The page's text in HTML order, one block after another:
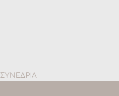
ΣΥΝΕΔΡΙΑ